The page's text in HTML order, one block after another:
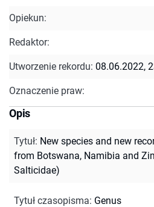
Opiekun:
Redaktor:
Utworzenie rekordu: 08.06.2022,
Oznaczenie praw:
Opis
Tytuł: New species and new
from Botswana, Namibia and
Salticidae)
Tytuł czasopisma: Genus